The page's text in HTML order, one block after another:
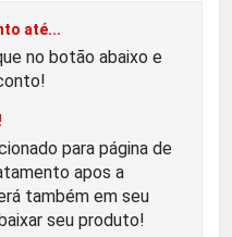
até...
no botão abaixo e
para página de
apos a
também em seu
seu produto!